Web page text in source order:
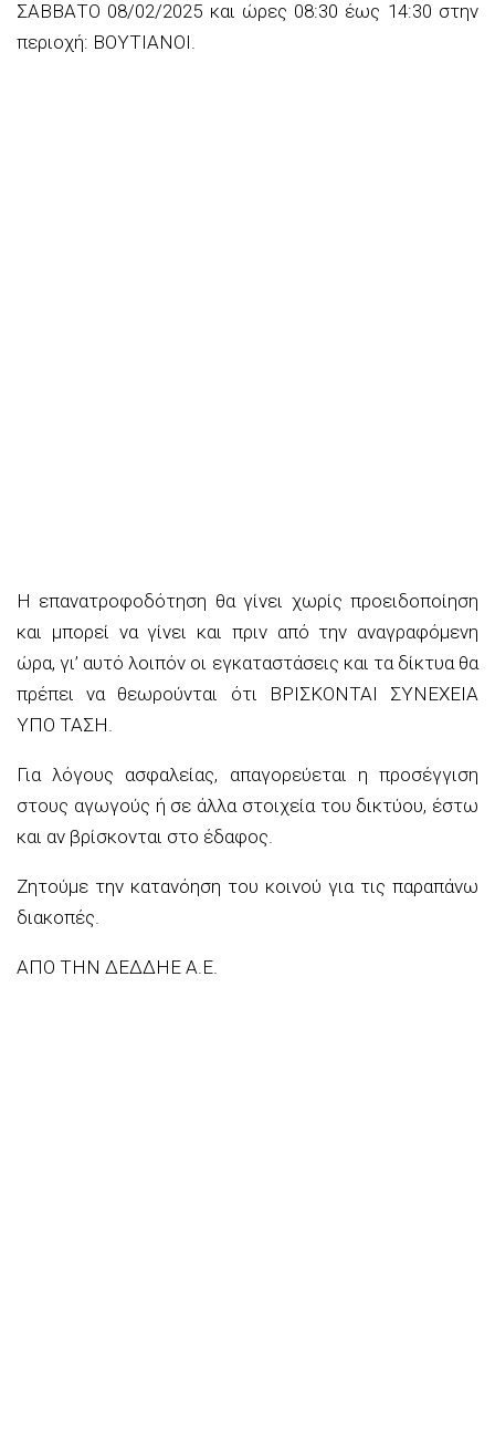
ΣΑΒΒΑΤΟ 08/02/2025 και ώρες 08:30 έως 14:30 στην
περιοχή: ΒΟΥΤΙΑΝΟΙ.
Η επανατροφοδότηση θα γίνει χωρίς προειδοποίηση
και μπορεί να γίνει και πριν από την αναγραφόμενη
ώρα, γι’ αυτό λοιπόν οι εγκαταστάσεις και τα δίκτυα θα
πρέπει να θεωρούνται ότι ΒΡΙΣΚΟΝΤΑΙ ΣΥΝΕΧΕΙΑ
ΥΠΟ ΤΑΣΗ.
Για λόγους ασφαλείας, απαγορεύεται η προσέγγιση
στους αγωγούς ή σε άλλα στοιχεία του δικτύου, έστω
και αν βρίσκονται στο έδαφος.
Ζητούμε την κατανόηση του κοινού για τις παραπάνω
διακοπές.
ΑΠΟ ΤΗΝ ΔΕΔΔΗΕ Α.Ε.